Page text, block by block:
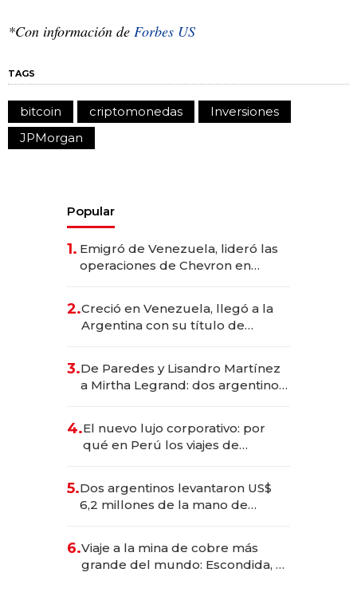
*Con información de Forbes US
TAGS
bitcoin criptomonedas
Inversiones
JPMorgan
Popular
1. Emigró de Venezuela, lideró las
operaciones de Chevron en
2.Creció en Venezuela, llegó a la
Argentina con su título de
las marcas "fast premium"
3.De Paredes y Lisandro Martínez
a Mirtha Legrand: dos argentinos
4.El nuevo lujo corporativo: por
qué en Perú los viajes de
transformadoras
5.Dos argentinos levantaron US$
6,2 millones de la mano de
6.Viaje a la mina de cobre más
grande del mundo: Escondida, el